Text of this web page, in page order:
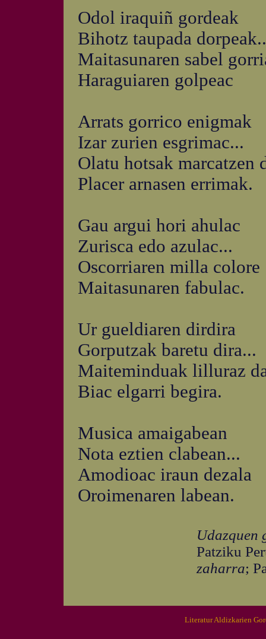
Odol iraquiñ gordeak
Bihotz taupada
Maitasunaren sabel
Haraguiaren golpeac
Arrats gorrico enigmak
Izar zurien esgrimac...
Olatu hotsak marcatzen
Placer arnasen errimak.
Gau argui hori ahulac
Zurisca edo azulac...
Oscorriaren milla colore
Maitasunaren fabulac.
Ur gueldiaren dirdira
Gorputzak baretu dira...
Maiteminduak lilluraz
Biac elgarri begira.
Musica amaigabean
Nota eztien clabean...
Amodioac iraun dezala
Oroimenaren labean.
Udazquen
Patziku
zaharra;
Literatur Aldizkarien